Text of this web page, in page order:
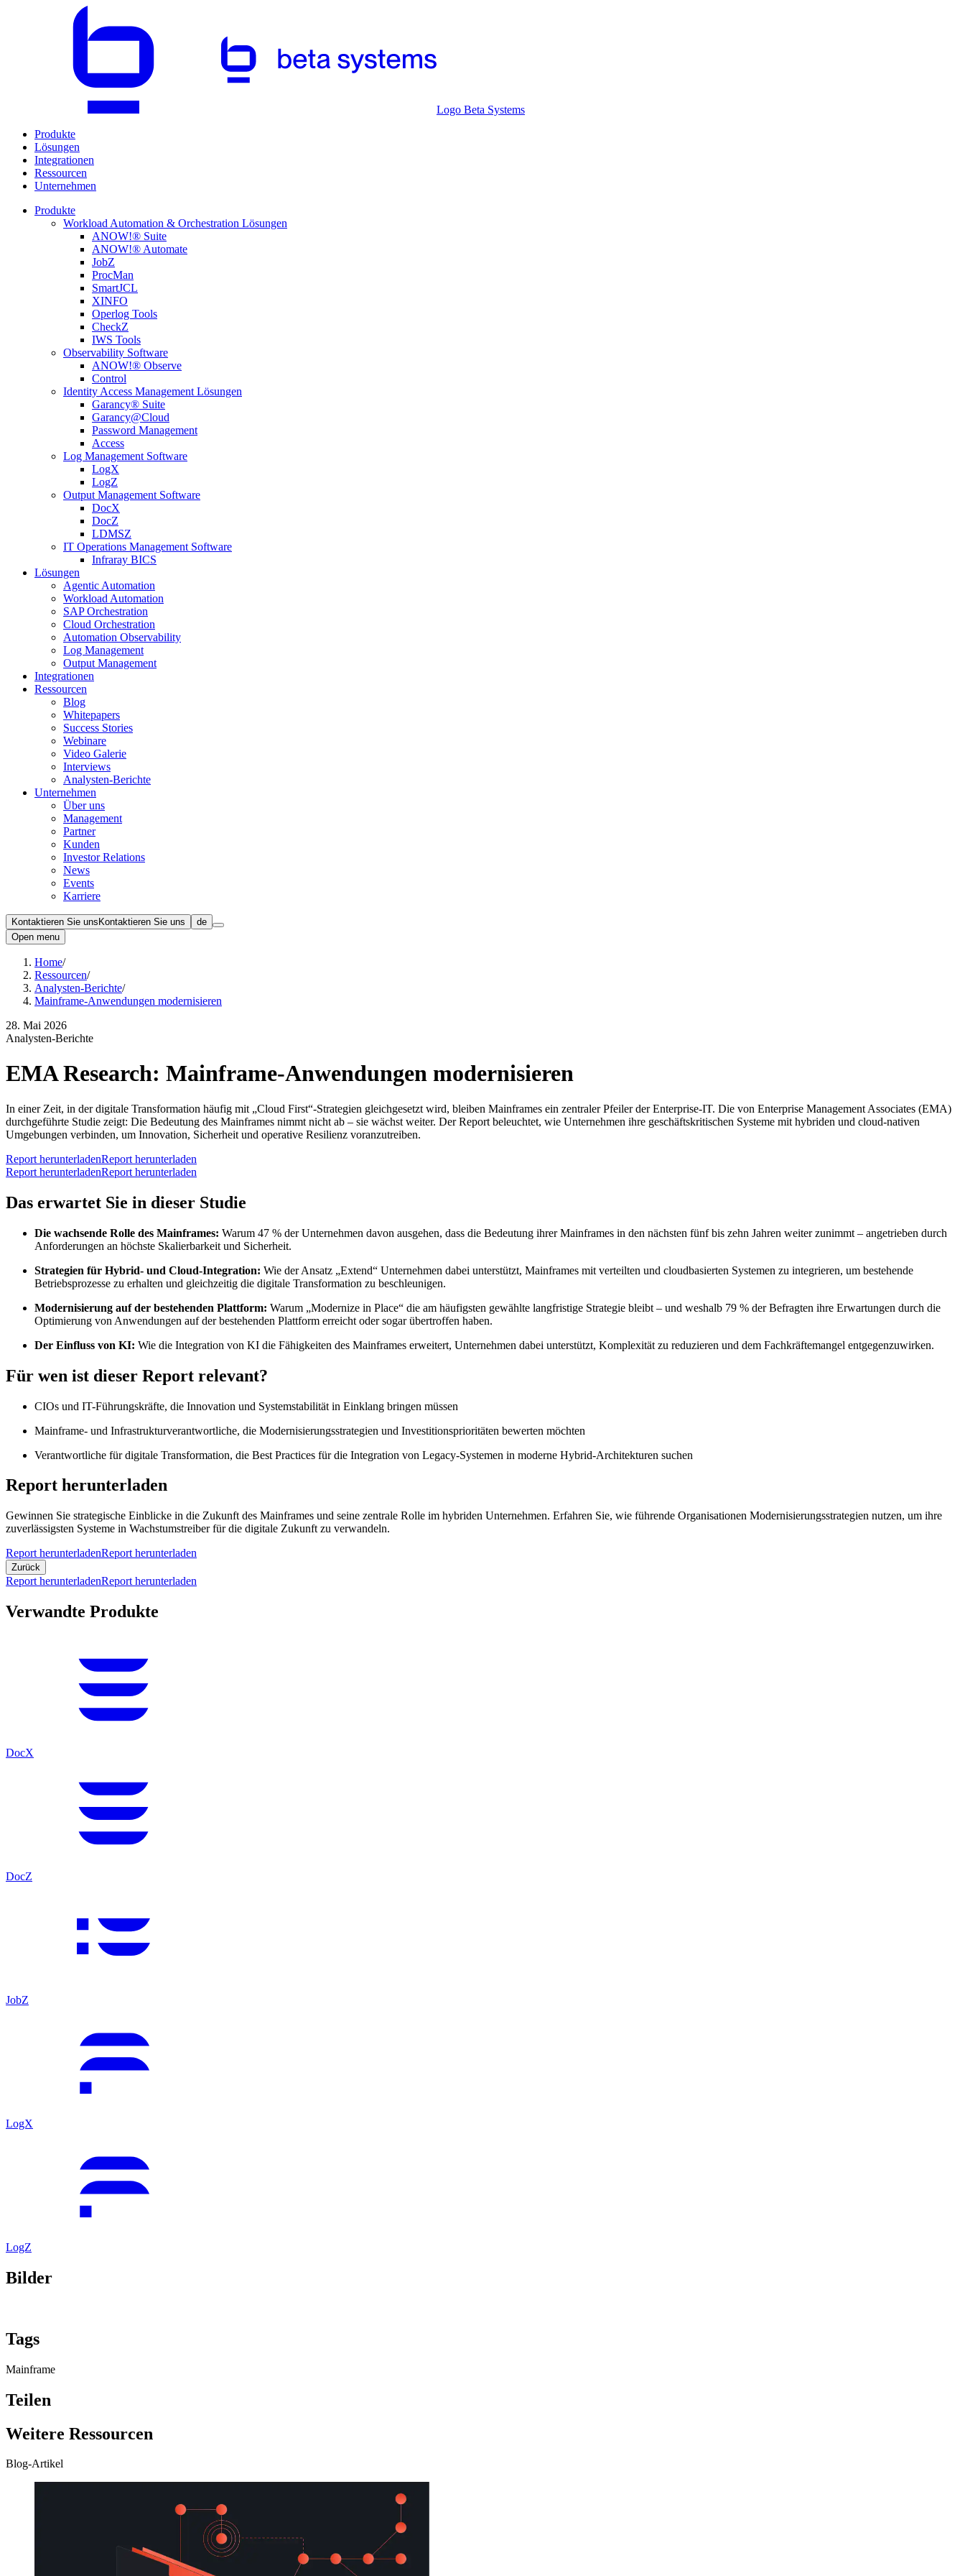
Logo Beta Systems
Produkte
Lösungen
Integrationen
Ressourcen
Unternehmen
Produkte
Workload Automation & Orchestration Lösungen
ANOW!® Suite
ANOW!® Automate
JobZ
ProcMan
SmartJCL
XINFO
Operlog Tools
CheckZ
IWS Tools
Observability Software
ANOW!® Observe
Control
Identity Access Management Lösungen
Garancy® Suite
Garancy@Cloud
Password Management
Access
Log Management Software
LogX
LogZ
Output Management Software
DocX
DocZ
LDMSZ
IT Operations Management Software
Infraray BICS
Lösungen
Agentic Automation
Workload Automation
SAP Orchestration
Cloud Orchestration
Automation Observability
Log Management
Output Management
Integrationen
Ressourcen
Blog
Whitepapers
Success Stories
Webinare
Video Galerie
Interviews
Analysten-Berichte
Unternehmen
Über uns
Management
Partner
Kunden
Investor Relations
News
Events
Karriere
Kontaktieren Sie uns Kontaktieren Sie uns
de
Open menu
Home/
Ressourcen/
Analysten-Berichte/
Mainframe-Anwendungen modernisieren
28. Mai 2026
Analysten-Berichte
EMA Research: Mainframe-Anwendungen modernisieren
In einer Zeit, in der digitale Transformation häufig mit „Cloud First“-Strategien gleichgesetzt wird, bleiben Mainframes ein zentraler Pfeiler der Enterprise-IT. Die von Enterprise Management Associates (EMA)
durchgeführte Studie zeigt: Die Bedeutung des Mainframes nimmt nicht ab – sie wächst weiter. Der Report beleuchtet, wie Unternehmen ihre geschäftskritischen Systeme mit hybriden und cloud-nativen
Umgebungen verbinden, um Innovation, Sicherheit und operative Resilienz voranzutreiben.
Report herunterladenReport herunterladen
Report herunterladenReport herunterladen
Das erwartet Sie in dieser Studie
Die wachsende Rolle des Mainframes: Warum 47 % der Unternehmen davon ausgehen, dass die Bedeutung ihrer Mainframes in den nächsten fünf bis zehn Jahren weiter zunimmt – angetrieben durch
Anforderungen an höchste Skalierbarkeit und Sicherheit.
Strategien für Hybrid- und Cloud-Integration: Wie der Ansatz „Extend“ Unternehmen dabei unterstützt, Mainframes mit verteilten und cloudbasierten Systemen zu integrieren, um bestehende
Betriebsprozesse zu erhalten und gleichzeitig die digitale Transformation zu beschleunigen.
Modernisierung auf der bestehenden Plattform: Warum „Modernize in Place“ die am häufigsten gewählte langfristige Strategie bleibt – und weshalb 79 % der Befragten ihre Erwartungen durch die
Optimierung von Anwendungen auf der bestehenden Plattform erreicht oder sogar übertroffen haben.
Der Einfluss von KI: Wie die Integration von KI die Fähigkeiten des Mainframes erweitert, Unternehmen dabei unterstützt, Komplexität zu reduzieren und dem Fachkräftemangel entgegenzuwirken.
Für wen ist dieser Report relevant?
CIOs und IT-Führungskräfte, die Innovation und Systemstabilität in Einklang bringen müssen
Mainframe- und Infrastrukturverantwortliche, die Modernisierungsstrategien und Investitionsprioritäten bewerten möchten
Verantwortliche für digitale Transformation, die Best Practices für die Integration von Legacy-Systemen in moderne Hybrid-Architekturen suchen
Report herunterladen
Gewinnen Sie strategische Einblicke in die Zukunft des Mainframes und seine zentrale Rolle im hybriden Unternehmen. Erfahren Sie, wie führende Organisationen Modernisierungsstrategien nutzen, um ihre
zuverlässigsten Systeme in Wachstumstreiber für die digitale Zukunft zu verwandeln.
Report herunterladenReport herunterladen
Zurück
Report herunterladenReport herunterladen
Verwandte Produkte
DocX
DocZ
JobZ
LogX
LogZ
Bilder
Tags
Mainframe
Teilen
Weitere Ressourcen
Blog-Artikel